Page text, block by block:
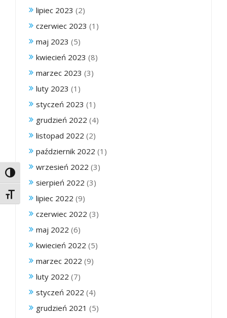
Toggle High Contrast
Toggle Font size
lipiec 2023 (2)
czerwiec 2023 (1)
maj 2023 (5)
kwiecień 2023 (8)
marzec 2023 (3)
luty 2023 (1)
styczeń 2023 (1)
grudzień 2022 (4)
listopad 2022 (2)
październik 2022 (1)
wrzesień 2022 (3)
sierpień 2022 (3)
lipiec 2022 (9)
czerwiec 2022 (3)
maj 2022 (6)
kwiecień 2022 (5)
marzec 2022 (9)
luty 2022 (7)
styczeń 2022 (4)
grudzień 2021 (5)